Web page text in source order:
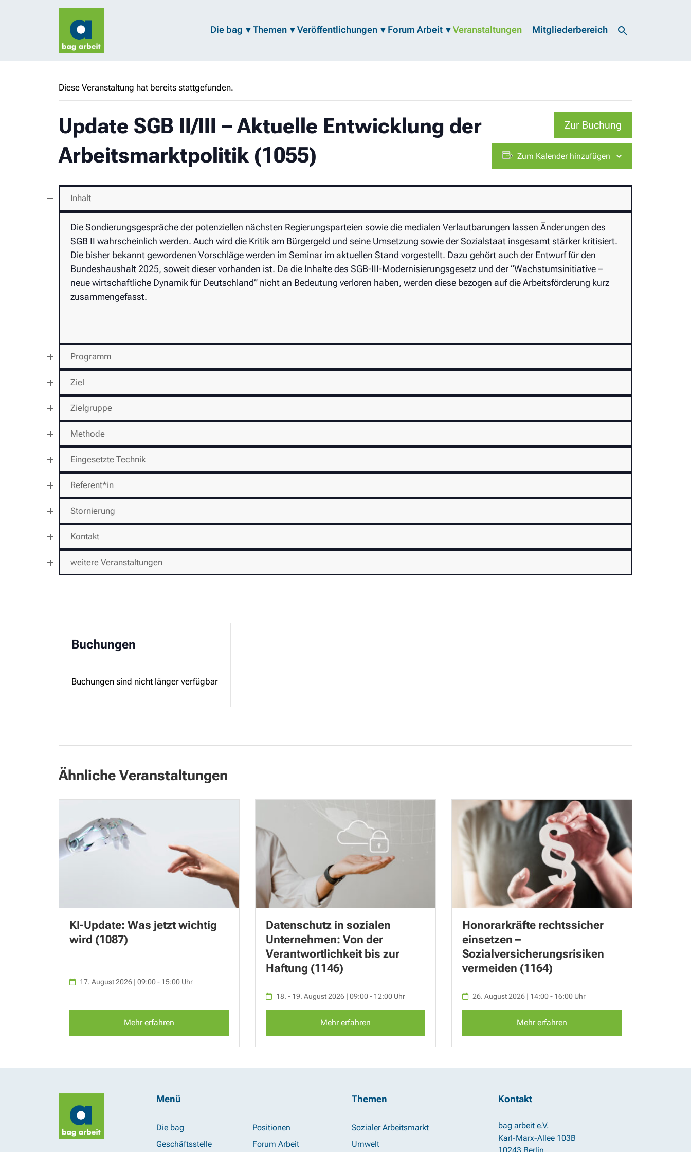
Die bag Themen Veröffentlichungen Forum Arbeit Veranstaltungen Mitgliederbereich
Diese Veranstaltung hat bereits stattgefunden.
Update SGB II/III – Aktuelle Entwicklung der
Arbeitsmarktpolitik (1055)
Zur Buchung
Zum Kalender hinzufügen
Inhalt
Die Sondierungsgespräche der potenziellen nächsten Regierungsparteien sowie die medialen Verlautbarungen lassen Änderungen des
SGB II wahrscheinlich werden. Auch wird die Kritik am Bürgergeld und seine Umsetzung sowie der Sozialstaat insgesamt stärker kritisiert.
Die bisher bekannt gewordenen Vorschläge werden im Seminar im aktuellen Stand vorgestellt. Dazu gehört auch der Entwurf für den
Bundeshaushalt 2025, soweit dieser vorhanden ist. Da die Inhalte des SGB-III-Modernisierungsgesetz und der “Wachstumsinitiative –
neue wirtschaftliche Dynamik für Deutschland” nicht an Bedeutung verloren haben, werden diese bezogen auf die Arbeitsförderung kurz
zusammengefasst.
Programm
Ziel
Zielgruppe
Methode
Eingesetzte Technik
Referent*in
Stornierung
Kontakt
weitere Veranstaltungen
Buchungen
Buchungen sind nicht länger verfügbar
Ähnliche Veranstaltungen
KI-Update: Was jetzt wichtig
wird (1087)
17. August 2026 | 09:00 - 15:00 Uhr
Mehr erfahren
Datenschutz in sozialen
Unternehmen: Von der
Verantwortlichkeit bis zur
Haftung (1146)
18. - 19. August 2026 | 09:00 - 12:00 Uhr
Mehr erfahren
Honorarkräfte rechtssicher
einsetzen –
Sozialversicherungsrisiken
vermeiden (1164)
26. August 2026 | 14:00 - 16:00 Uhr
Mehr erfahren
Menü
Die bag
Geschäftsstelle
Positionen
Forum Arbeit
Themen
Sozialer Arbeitsmarkt
Umwelt
Kontakt
bag arbeit e.V.
Karl-Marx-Allee 103B